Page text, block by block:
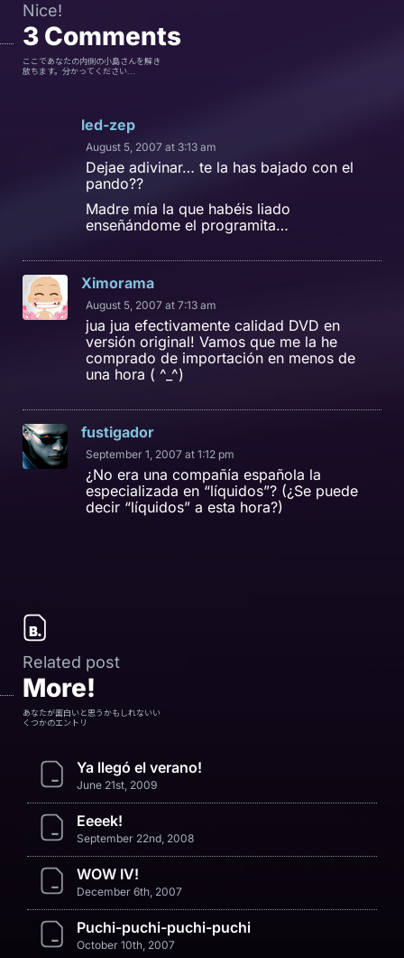
Nice!
3 Comments
ここであなたの内側の小島さんを解き
放ちます。分かってください...
led-zep
August 5, 2007 at 3:13 am
Dejae adivinar… te la has bajado con el
pando??
Madre mía la que habéis liado
enseñándome el programita…
Ximorama
August 5, 2007 at 7:13 am
jua jua efectivamente calidad DVD en
versión original! Vamos que me la he
comprado de importación en menos de
una hora ( ^_^)
fustigador
September 1, 2007 at 1:12 pm
¿No era una compañía española la
especializada en “líquidos”? (¿Se puede
decir “líquidos” a esta hora?)
Related post
More!
あなたが面白いと思うかもしれないい
くつかのエントリ
Ya llegó el verano!
June 21st, 2009
Eeeek!
September 22nd, 2008
WOW IV!
December 6th, 2007
Puchi-puchi-puchi-puchi
October 10th, 2007